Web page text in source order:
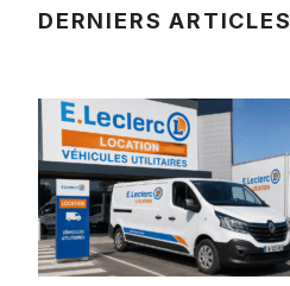
DERNIERS ARTICLES